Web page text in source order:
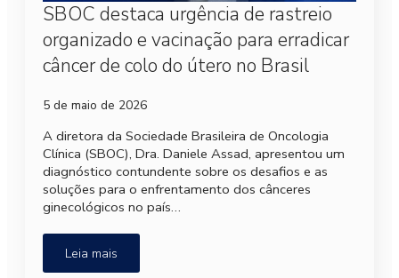
SBOC destaca urgência de rastreio
organizado e vacinação para erradicar
câncer de colo do útero no Brasil
5 de maio de 2026
A diretora da Sociedade Brasileira de Oncologia
Clínica (SBOC), Dra. Daniele Assad, apresentou um
diagnóstico contundente sobre os desafios e as
soluções para o enfrentamento dos cânceres
ginecológicos no país…
Leia mais